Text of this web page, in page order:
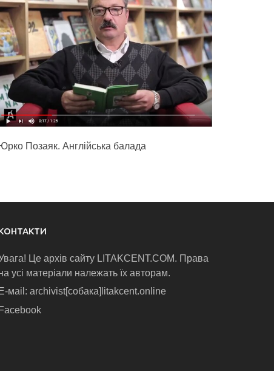
Юрко Позаяк. Англійська балада
Це архів сайту LITAKCENT.COM. Права
усі матеріали належать їх авторам.
E-маіl: archivist[собака]litakcent.online
Facebook